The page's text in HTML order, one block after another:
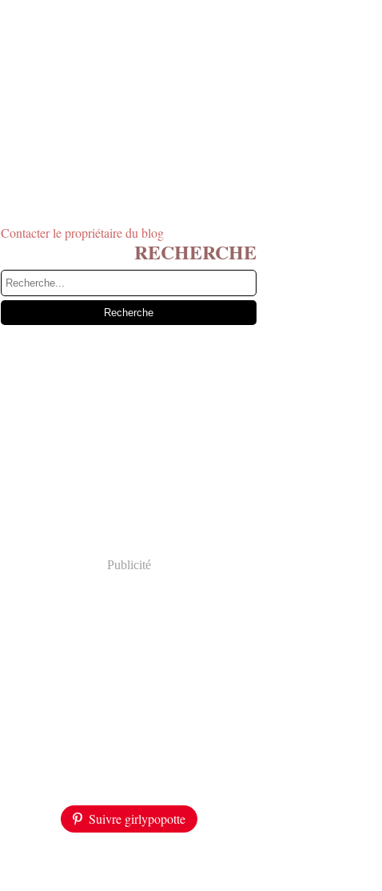
Contacter le propriétaire du blog
RECHERCHE
Publicité
Suivre girlypopotte